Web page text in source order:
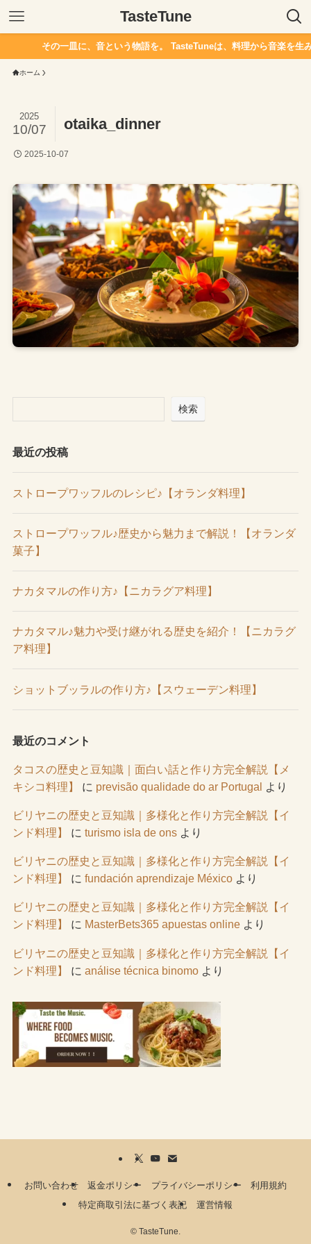
TasteTune
その一皿に、音という物語を。 TasteTuneは、料理から音楽を生み
ホーム
otaika_dinner
2025
10/07
2025-10-07
検索
最近の投稿
ストロープワッフルのレシピ♪【オランダ料理】
ストロープワッフル♪歴史から魅力まで解説！【オランダ
菓子】
ナカタマルの作り方♪【ニカラグア料理】
ナカタマル♪魅力や受け継がれる歴史を紹介！【ニカラグ
ア料理】
ショットブッラルの作り方♪【スウェーデン料理】
最近のコメント
タコスの歴史と豆知識｜面白い話と作り方完全解説【メ
キシコ料理】
に previsão qualidade do ar Portugal より
ビリヤニの歴史と豆知識｜多様化と作り方完全解説【イ
ンド料理】
に turismo isla de onsより
ビリヤニの歴史と豆知識｜多様化と作り方完全解説【イ
ンド料理】
に fundación aprendizaje Méxicoより
ビリヤニの歴史と豆知識｜多様化と作り方完全解説【イ
ンド料理】
に MasterBets365 apuestas onlineより
ビリヤニの歴史と豆知識｜多様化と作り方完全解説【イ
ンド料理】
に análise técnica binomoより
お問い合わせ 返金ポリシー プライバシーポリシー
利用規約
特定商取引法に基づく表記
運営情報
© TasteTune.